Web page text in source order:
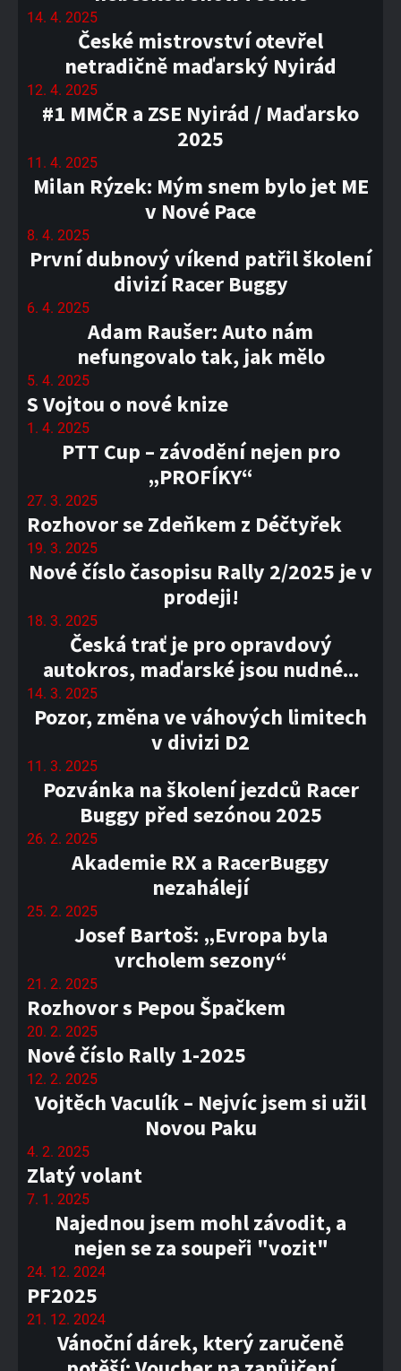
14. 4. 2025
České mistrovství otevřel
netradičně maďarský Nyirád
12. 4. 2025
#1 MMČR a ZSE Nyirád / Maďarsko
2025
11. 4. 2025
Milan Rýzek: Mým snem bylo jet ME
v Nové Pace
8. 4. 2025
První dubnový víkend patřil školení
divizí Racer Buggy
6. 4. 2025
Adam Raušer: Auto nám
nefungovalo tak, jak mělo
5. 4. 2025
S Vojtou o nové knize
1. 4. 2025
PTT Cup – závodění nejen pro
„PROFÍKY“
27. 3. 2025
Rozhovor se Zdeňkem z Déčtyřek
19. 3. 2025
Nové číslo časopisu Rally 2/2025 je v
prodeji!
18. 3. 2025
Česká trať je pro opravdový
autokros, maďarské jsou nudné...
14. 3. 2025
Pozor, změna ve váhových limitech
v divizi D2
11. 3. 2025
Pozvánka na školení jezdců Racer
Buggy před sezónou 2025
26. 2. 2025
Akademie RX a RacerBuggy
nezahálejí
25. 2. 2025
Josef Bartoš: „Evropa byla
vrcholem sezony“
21. 2. 2025
Rozhovor s Pepou Špačkem
20. 2. 2025
Nové číslo Rally 1-2025
12. 2. 2025
Vojtěch Vaculík – Nejvíc jsem si užil
Novou Paku
4. 2. 2025
Zlatý volant
7. 1. 2025
Najednou jsem mohl závodit, a
nejen se za soupeři "vozit"
24. 12. 2024
PF2025
21. 12. 2024
Vánoční dárek, který zaručeně